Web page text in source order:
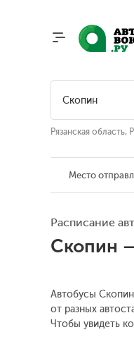
Рязанская область,
Место
Расписание
Скопин
Автобусы
от разных
Чтобы увидеть